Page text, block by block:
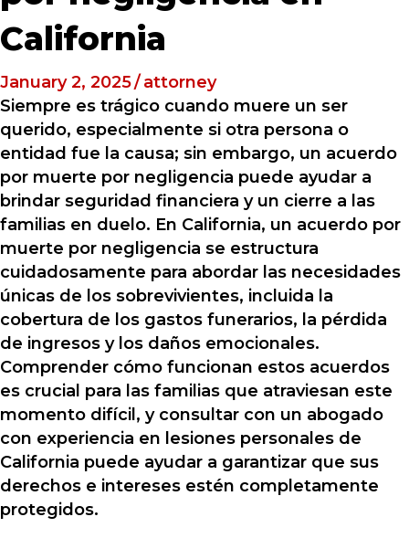
California
January 2, 2025/attorney
Siempre es trágico cuando muere un ser
querido, especialmente si otra persona o
entidad fue la causa; sin embargo, un acuerdo
por muerte por negligencia puede ayudar a
brindar seguridad financiera y un cierre a las
familias en duelo. En California, un acuerdo por
muerte por negligencia se estructura
cuidadosamente para abordar las necesidades
únicas de los sobrevivientes, incluida la
cobertura de los gastos funerarios, la pérdida
de ingresos y los daños emocionales.
Comprender cómo funcionan estos acuerdos
es crucial para las familias que atraviesan este
momento difícil, y consultar con un abogado
con experiencia en lesiones personales de
California puede ayudar a garantizar que sus
derechos e intereses estén completamente
protegidos.